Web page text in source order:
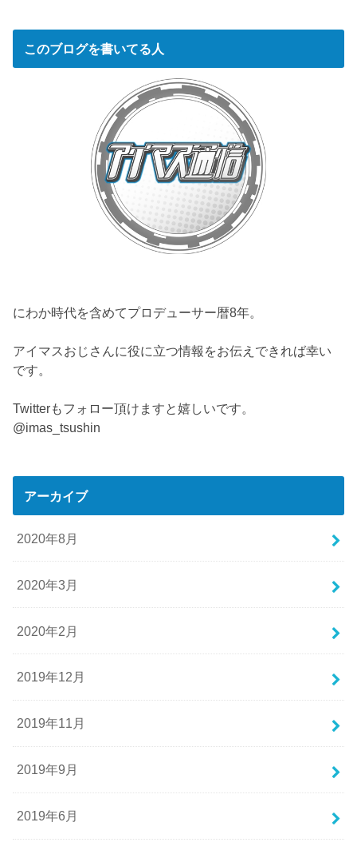
このブログを書いてる人
にわか時代を含めてプロデューサー暦8年。
アイマスおじさんに役に立つ情報をお伝えできれば幸い
です。
Twitterもフォロー頂けますと嬉しいです。
@imas_tsushin
アーカイブ
2020年8月
2020年3月
2020年2月
2019年12月
2019年11月
2019年9月
2019年6月